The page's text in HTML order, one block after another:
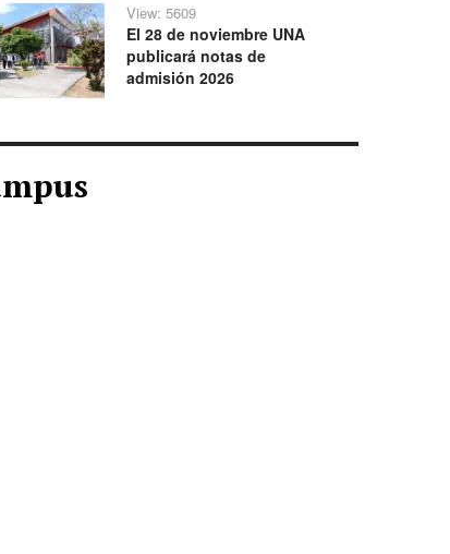
View: 5609
El 28 de noviembre UNA
publicará notas de
admisión 2026